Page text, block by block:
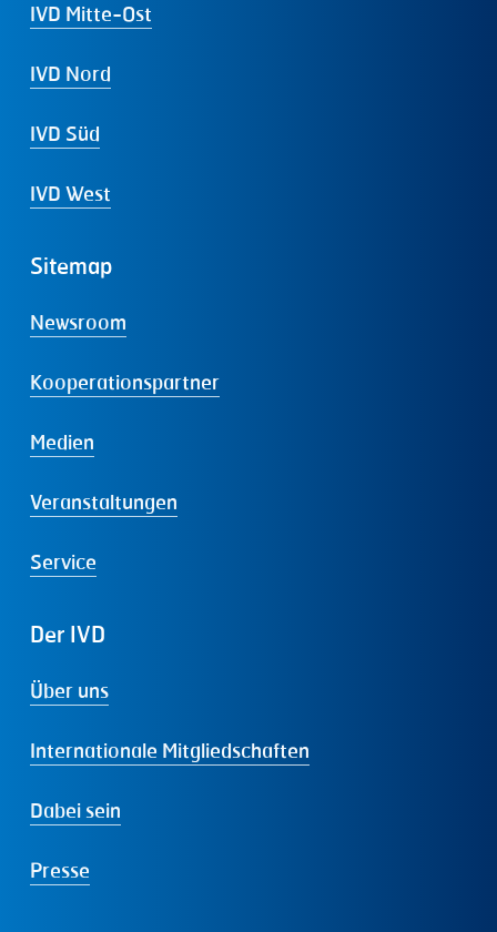
IVD Mitte-Ost
IVD Nord
IVD Süd
IVD West
Sitemap
Newsroom
Kooperationspartner
Medien
Veranstaltungen
Service
Der IVD
Über uns
Internationale Mitgliedschaften
Dabei sein
Presse